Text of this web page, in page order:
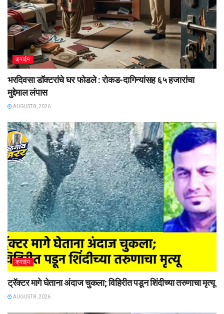
क्राईम
भरदिवसा डॉक्टरांचे घर फोडले : रोकड-दागिन्यांसह ६५ हजारांचा
मुद्देमाल लंपास
AUGUST 8, 2026
क्राईम
ट्रॅक्टर मागे घेताना अंदाज चुकला; विहिरीत पडून शिंदीच्या तरुणाचा मृत्यू
AUGUST 8, 2026